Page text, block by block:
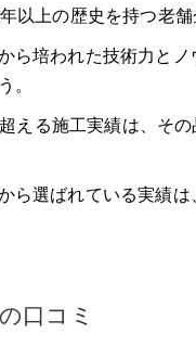
以上の歴史を持つ老舗
ら培われた技術力と
。
える施工実績は、そ
ら選ばれている実績は
口コミ